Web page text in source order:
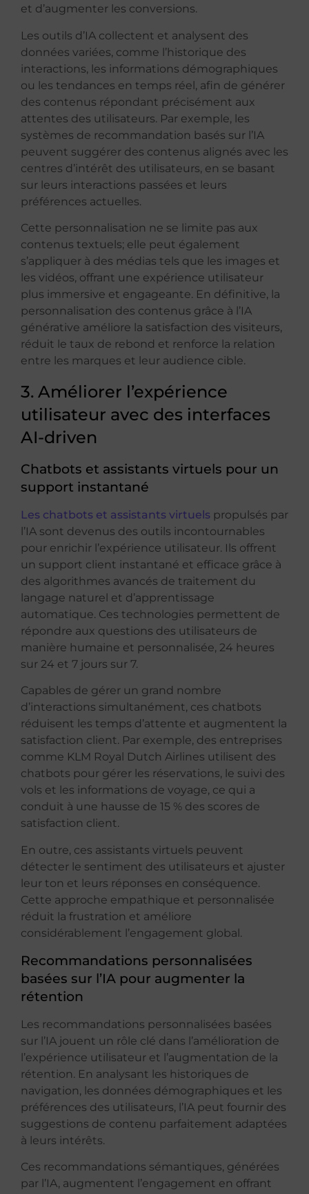
et d’augmenter les conversions.
Les outils d’IA collectent et analysent des
données variées, comme l’historique des
interactions, les informations démographiques
ou les tendances en temps réel, afin de générer
des contenus répondant précisément aux
attentes des utilisateurs. Par exemple, les
systèmes de recommandation basés sur l’IA
peuvent suggérer des contenus alignés avec les
centres d’intérêt des utilisateurs, en se basant
sur leurs interactions passées et leurs
préférences actuelles.
Cette personnalisation ne se limite pas aux
contenus textuels; elle peut également
s’appliquer à des médias tels que les images et
les vidéos, offrant une expérience utilisateur
plus immersive et engageante. En définitive, la
personnalisation des contenus grâce à l’IA
générative améliore la satisfaction des visiteurs,
réduit le taux de rebond et renforce la relation
entre les marques et leur audience cible.
3. Améliorer l’expérience
utilisateur avec des interfaces
AI-driven
Chatbots et assistants virtuels pour un
support instantané
Les chatbots et assistants virtuels propulsés par
l’IA sont devenus des outils incontournables
pour enrichir l’expérience utilisateur. Ils offrent
un support client instantané et efficace grâce à
des algorithmes avancés de traitement du
langage naturel et d’apprentissage
automatique. Ces technologies permettent de
répondre aux questions des utilisateurs de
manière humaine et personnalisée, 24 heures
sur 24 et 7 jours sur 7.
Capables de gérer un grand nombre
d’interactions simultanément, ces chatbots
réduisent les temps d’attente et augmentent la
satisfaction client. Par exemple, des entreprises
comme KLM Royal Dutch Airlines utilisent des
chatbots pour gérer les réservations, le suivi des
vols et les informations de voyage, ce qui a
conduit à une hausse de 15 % des scores de
satisfaction client.
En outre, ces assistants virtuels peuvent
détecter le sentiment des utilisateurs et ajuster
leur ton et leurs réponses en conséquence.
Cette approche empathique et personnalisée
réduit la frustration et améliore
considérablement l’engagement global.
Recommandations personnalisées
basées sur l’IA pour augmenter la
rétention
Les recommandations personnalisées basées
sur l’IA jouent un rôle clé dans l’amélioration de
l’expérience utilisateur et l’augmentation de la
rétention. En analysant les historiques de
navigation, les données démographiques et les
préférences des utilisateurs, l’IA peut fournir des
suggestions de contenu parfaitement adaptées
à leurs intérêts.
Ces recommandations sémantiques, générées
par l’IA, augmentent l’engagement en offrant